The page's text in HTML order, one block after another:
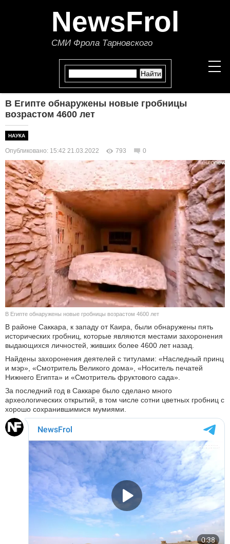
NewsFrol
СМИ Фрола Тарновского
НОВОСТИ
ПОЛИТИКА
ЭКОНОМИКА
В МИРЕ
ОБЩЕСТВО
КУЛЬТУРА
НАУКА
СПОРТ
АВТО И МОТО
ЭГОИЗМ
БЛОГ
В Египте обнаружены новые гробницы
возрастом 4600 лет
НАУКА
Опубликовано: 15:42 21.03.2022 793 0
В Египте обнаружены новые гробницы возрастом 4600 лет
В районе Саккара, к западу от Каира, были обнаружены пять
исторических гробниц, которые являются местами захоронения
выдающихся личностей, живших более 4600 лет назад.
Найдены захоронения деятелей с титулами: «Наследный принц
и мэр», «Смотритель Великого дома», «Носитель печатей
Нижнего Египта» и «Смотритель фруктового сада».
За последний год в Саккаре было сделано много
археологических открытий, в том числе сотни цветных гробниц с
хорошо сохранившимися мумиями.